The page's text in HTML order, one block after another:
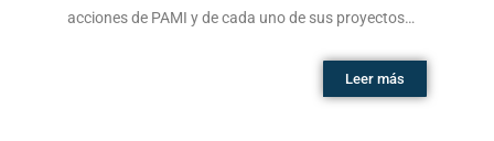
acciones de PAMI y de cada uno de sus proyectos…
Leer más